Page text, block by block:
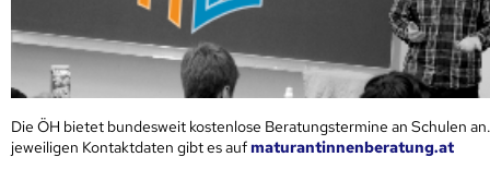
Die ÖH bietet bundesweit kostenlose Beratungstermine an Schulen
jeweiligen Kontaktdaten gibt es aufmaturantinnenberatung.at